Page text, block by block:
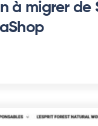
à migrer de